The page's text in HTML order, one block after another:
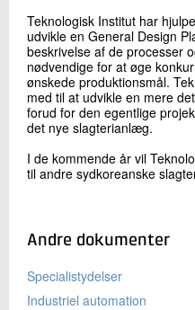
Teknologisk Institut har
udvikle en General Design
beskrivelse af de processer
nødvendige for at øge
ønskede produktionsmål.
med til at udvikle en mere
forud for den egentlige
det nye slagterianlæg.
I de kommende år vil
til andre sydkoreanske
Andre dokumenter
Specialistydelser
Industriel automation